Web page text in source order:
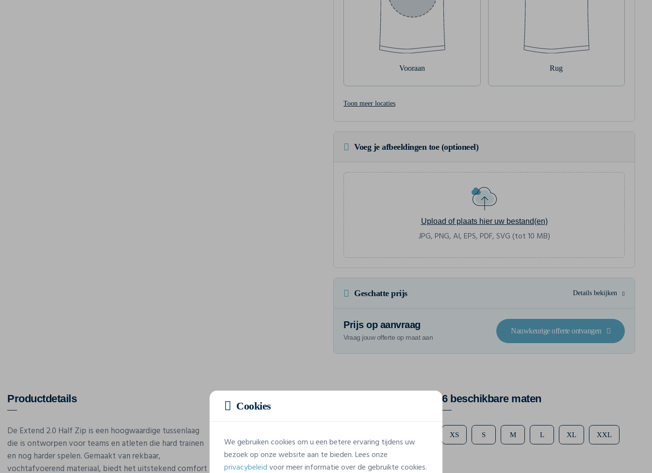
Vooraan Rug
Toon meer locaties
Voeg je afbeeldingen toe (optioneel)
Upload of plaats hier uw bestand(en)
JPG, PNG, AI, EPS, PDF, SVG (tot 10 MB)
Geschatte prijs Details bekijken
Prijs op aanvraag
Vraag jouw offerte op maat aan
Nauwkeurige offerte ontvangen
Productdetails
De Extend 2.0 Half Zip is een hoogwaardige tussenlaag
die is ontworpen voor teams en atleten die hard trainen
en nog harder spelen. Gemaakt van rekbaar,
vochtafvoerend materiaal, biedt het uitstekend comfort
Eigenschappen
Referentie
6 beschikbare maten
XS S M L XL XXL
Cookies
We gebruiken cookies om u een betere ervaring tijdens uw
bezoek op onze website aan te bieden. Lees onze
privacybeleidvoor meer informatie over de gebruikte cookies.